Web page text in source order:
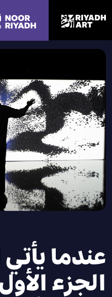
الرئيسية | الأعمال الفنية | عندما
عندما
الجزء